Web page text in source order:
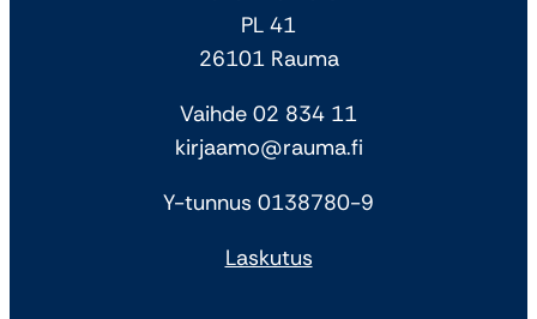
PL 41
26101 Rauma
Vaihde 02 834 11
kirjaamo@rauma.fi
Y-tunnus 0138780-9
Laskutus